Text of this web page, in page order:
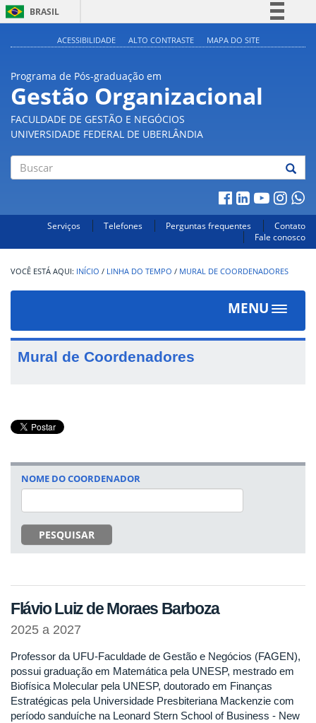
BRASIL
Acesso à informação
ACESSIBILIDADE ALTO CONTRASTE MAPA DO SITE
Programa de Pós-graduação em
Gestão Organizacional
FACULDADE DE GESTÃO E NEGÓCIOS
UNIVERSIDADE FEDERAL DE UBERLÂNDIA
Serviços Telefones Perguntas frequentes
Contato
Fale conosco
INÍCIO / LINHA DO TEMPO / MURAL DE COORDENADORES
MENU
Toggle
Mural de Coordenadores
NOME DO COORDENADOR
PESQUISAR
Flávio Luiz de Moraes Barboza
2025 a 2027
Professor da UFU-Faculdade de Gestão e Negócios (FAGEN),
possui graduação em Matemática pela UNESP, mestrado em
Biofísica Molecular pela UNESP, doutorado em Finanças
Estratégicas pela Universidade Presbiteriana Mackenzie com
período sanduíche na Leonard Stern School of Business - New